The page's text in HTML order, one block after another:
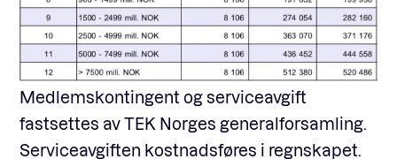
Medlemskontingent og serviceavgift
fastsettes av TEK Norges generalforsamling.
Serviceavgiften kostnadsføres i regnskapet.